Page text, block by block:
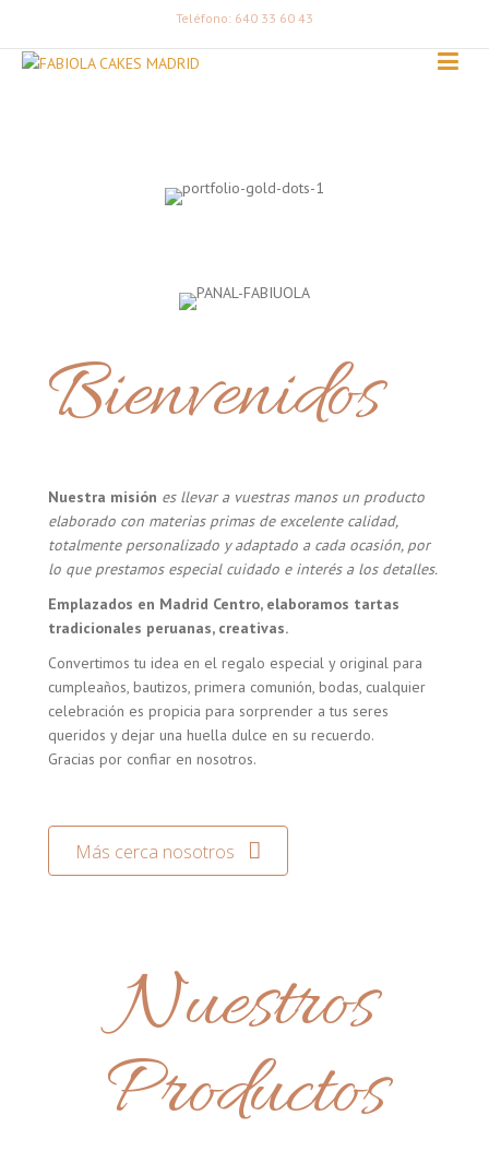
Teléfono: 640 33 60 43
Bienvenidos
Nuestra misión es llevar a vuestras manos un producto
elaborado con materias primas de excelente calidad,
totalmente personalizado y adaptado a cada ocasión, por
lo que prestamos especial cuidado e interés a los detalles.
Emplazados en Madrid Centro, elaboramos tartas
tradicionales peruanas, creativas.
Convertimos tu idea en el regalo especial y original para
cumpleaños, bautizos, primera comunión, bodas, cualquier
celebración es propicia para sorprender a tus seres
queridos y dejar una huella dulce en su recuerdo.
Gracias por confiar en nosotros.
Más cerca nosotros
Nuestros
Productos